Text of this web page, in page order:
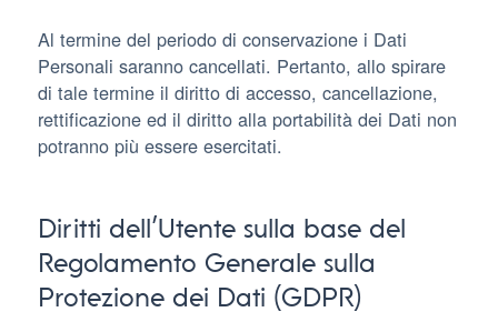
Al termine del periodo di conservazione i Dati
Personali saranno cancellati. Pertanto, allo spirare
di tale termine il diritto di accesso, cancellazione,
rettificazione ed il diritto alla portabilità dei Dati non
potranno più essere esercitati.
Diritti dell’Utente sulla base del
Regolamento Generale sulla
Protezione dei Dati (GDPR)